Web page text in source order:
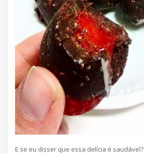
E se eu disser que essa delícia é saudável?